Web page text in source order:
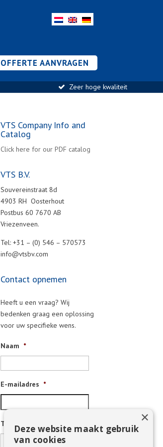
OFFERTE AANVRAGEN
Zeer hoge kwaliteit
VTS Company Info and
Catalog
Click here for our PDF catalog
VTS B.V.
Souvereinstraat 8d
4903 RH Oosterhout
Postbus 60 7670 AB
Vriezenveen.
Tel: +31 – (0) 546 – 570573
info@vtsbv.com
Contact opnemen
Heeft u een vraag? Wij
bedenken graag een oplossing
voor uw specifieke wens.
Naam *
E-mailadres *
Telefoonnummer
Deze website maakt gebruik
van cookies
×